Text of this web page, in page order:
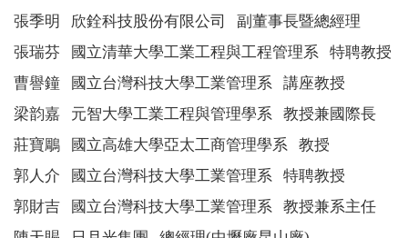
張季明
欣銓科技股份有限公司
副董事長暨總經理
張瑞芬
國立清華大學工業工程與工程管理系
特聘教授
曹譽鐘
國立台灣科技大學工業管理系 講座教授
梁韵嘉
元智大學工業工程與管理學系 教授兼國際長
莊寶鵰
國立高雄大學亞太工商管理學系
教授
郭人介
國立台灣科技大學工業管理系
特聘教授
郭財吉
國立台灣科技大學工業管理系
教授兼系主任